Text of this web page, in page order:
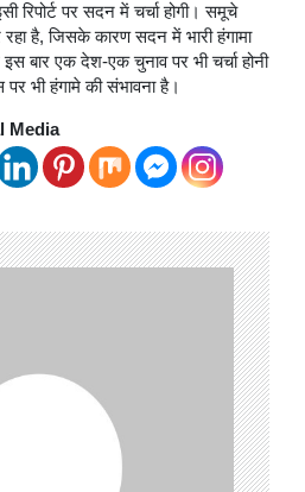
रिपोर्ट पर सदन में चर्चा होगी। समूचे
रहा है, जिसके कारण सदन में भारी हंगामा
बार एक देश-एक चुनाव पर भी चर्चा होनी
भी हंगामे की संभावना है।
Media